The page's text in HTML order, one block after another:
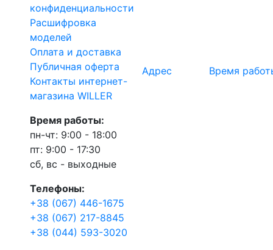
конфиденциальности
Расшифровка
моделей
Оплата и доставка
Публичная оферта
Контакты интернет-
магазина WILLER
Время работы:
пн-чт: 9:00 - 18:00
пт: 9:00 - 17:30
сб, вс - выходные
Телефоны:
+38 (067) 446-1675
+38 (067) 217-8845
+38 (044) 593-3020
Адрес Время